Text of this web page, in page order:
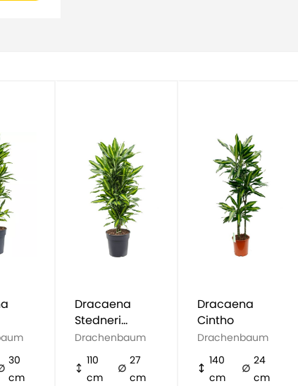
30
cm
Dracaena
Stedneri
Cintho
Drachenbaum
110
cm
27
cm
Dracaena
Cintho
Drachenbaum
140
cm
24
cm